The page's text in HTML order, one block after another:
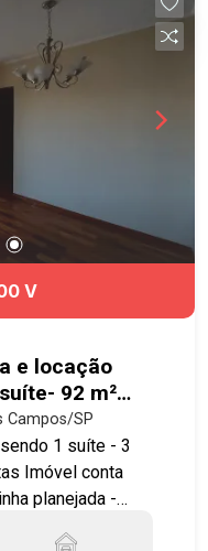
- Forno
de festas; -
Gourmet; -
de Squash; -
- Playground; -
- Vagas para
escolas,
e comércios.
V
e locação
92 m²
Campos/SP
1 suíte - 3
planejada -